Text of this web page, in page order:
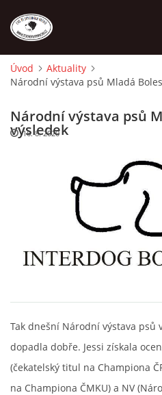
ÚVOD
O NÁS
ŠTĚŇATA
FOTOALBUM
ODKAZY
Úvod
Aktuality
Národní výstava psů Mladá
Národní výstava psů
výsledek
16. 8. 2020
Tak dnešní Národní výstava psů
dopadla dobře. Jessi získala
(čekatelský titul na Championa
na Championa ČMKU) a NV